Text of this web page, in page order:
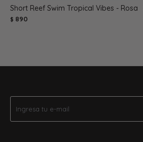
Short Reef Swim Tropical Vibes - Rosa
$ 890